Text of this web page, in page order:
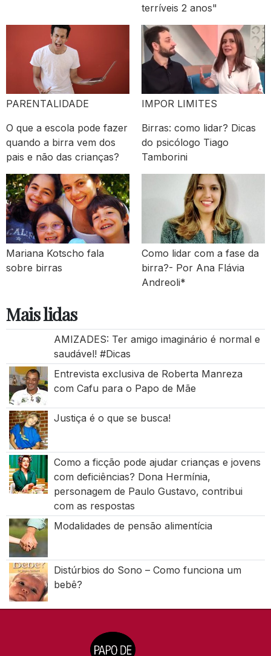
terríveis 2 anos"
PARENTALIDADE
O que a escola pode fazer
quando a birra vem dos
pais e não das crianças?
IMPOR LIMITES
Birras: como lidar? Dicas
do psicólogo Tiago
Tamborini
Mariana Kotscho fala
sobre birras
Como lidar com a fase da
birra?- Por Ana Flávia
Andreoli*
Mais lidas
AMIZADES: Ter amigo imaginário é normal e
saudável! #Dicas
Entrevista exclusiva de Roberta Manreza
com Cafu para o Papo de Mãe
Justiça é o que se busca!
Como a ficção pode ajudar crianças e jovens
com deficiências? Dona Hermínia,
personagem de Paulo Gustavo, contribui
com as respostas
Modalidades de pensão alimentícia
Distúrbios do Sono – Como funciona um
bebê?